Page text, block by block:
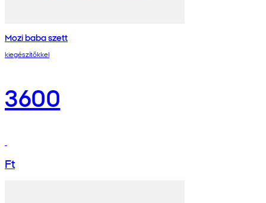
Mozi baba szett
kiegészítőkkel
3600
Ft